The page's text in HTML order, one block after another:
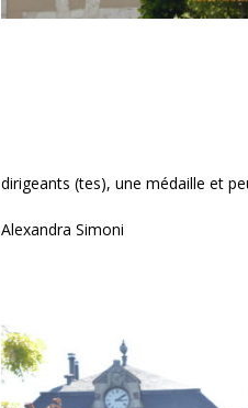
dirigeants (tes), une médaille et
Alexandra Simoni